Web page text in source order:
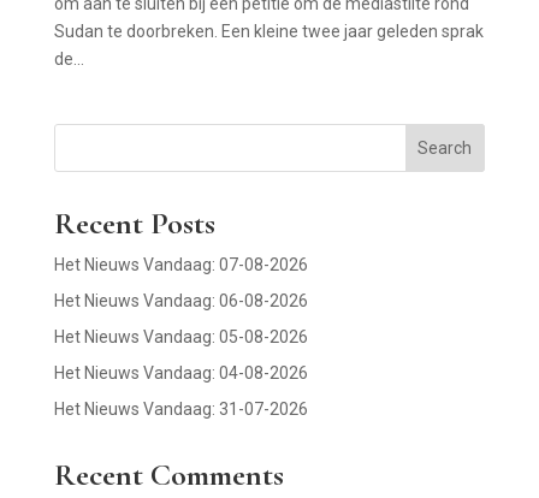
Sudan te doorbreken. Een kleine twee jaar geleden sprak
de...
Search
Recent Posts
Het Nieuws Vandaag: 07-08-2026
Het Nieuws Vandaag: 06-08-2026
Het Nieuws Vandaag: 05-08-2026
Het Nieuws Vandaag: 04-08-2026
Het Nieuws Vandaag: 31-07-2026
Recent Comments